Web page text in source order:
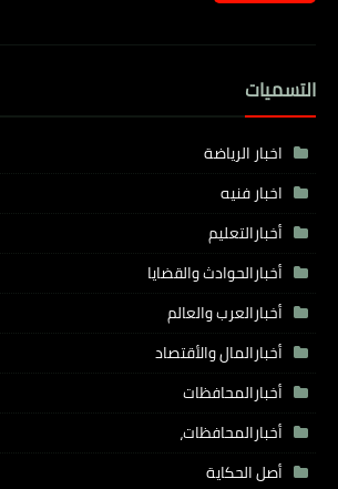
التسميات
اخبار الرياضة
اخبار فنيه
أخبارالتعليم
أخبارالحوادث والقضايا
أخبارالعرب والعالم
أخبارالمال والأقتصاد
أخبارالمحافظات
أخبارالمحافظات،
أصل الحكاية